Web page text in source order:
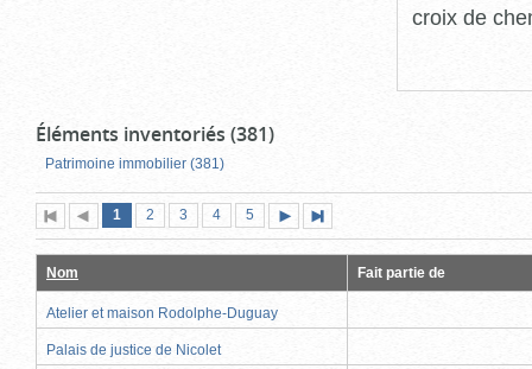
croix de
Éléments inventoriés (381)
Patrimoine immobilier (381)
Première
page
Page
précédente
Page
1 (page
actuelle)
Page
2 Page
3 Page
4 Page
5
suivante
page
Nom Fait partie de
Atelier et maison Rodolphe-Duguay
Palais de justice de Nicolet